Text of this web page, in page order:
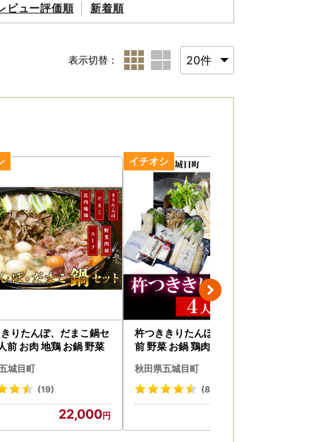
ビュー評価順 新着順
表示切替：
りたんぽ、だまこ鍋セ
前 お肉 地鶏 お鍋 野菜
城目町
(19)
22,000
杵つききりたんぽ鍋セット4人
前 野菜 お鍋 鶏肉
秋田県五城目町
(8)